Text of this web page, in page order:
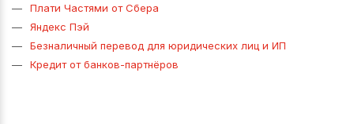
Плати Частями от Сбера
Яндекс Пэй
Безналичный перевод для юридических лиц и ИП
Кредит от банков-партнёров